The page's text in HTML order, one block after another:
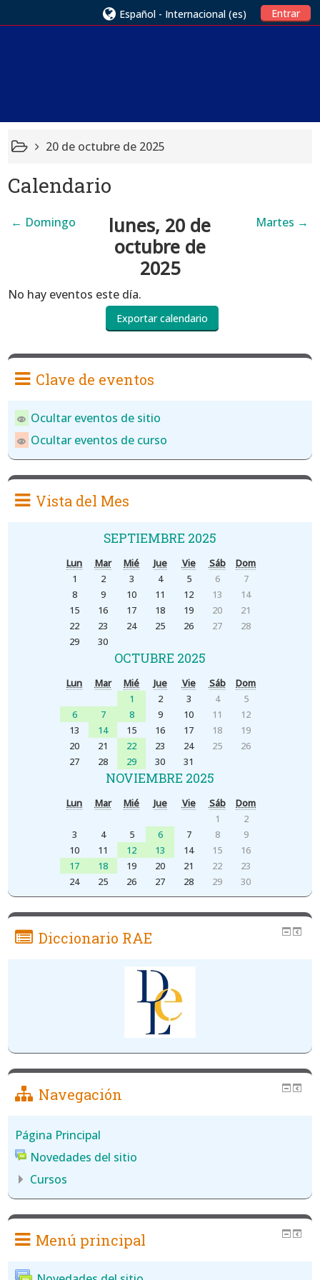
Entrar
Español - Internacional ‎(es)‎
20 de octubre de 2025
Calendario
← Domingo
lunes, 20 de
octubre de
2025
Martes →
No hay eventos este día.
Clave de eventos
Ocultar eventos de sitio
Ocultar eventos de curso
Vista del Mes
SEPTIEMBRE 2025
Lun Mar Mié Jue Vie Sáb
Dom
1
2 3 4 5 6
7
8
9 10 11 12 13
14
15
16 17 18 19 20
21
22
23 24 25 26 27
28
29
30
OCTUBRE 2025
Lun Mar Mié Jue Vie Sáb
Dom
1
2 3 4
5
6
7 8 9 10 11
12
13
14 15 16 17 18
19
20
21 22 23 24 25
26
27
28 29 30 31
NOVIEMBRE 2025
Lun Mar Mié Jue Vie Sáb
Dom
1
2
3
4 5 6 7 8
9
10
11 12 13 14 15
16
17
18 19 20 21 22
23
24
25 26 27 28 29 30
Diccionario RAE
Navegación
Página Principal
Novedades del sitio
Cursos
Menú principal